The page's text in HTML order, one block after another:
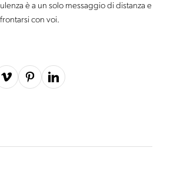
è a un solo messaggio di distanza e
con voi.